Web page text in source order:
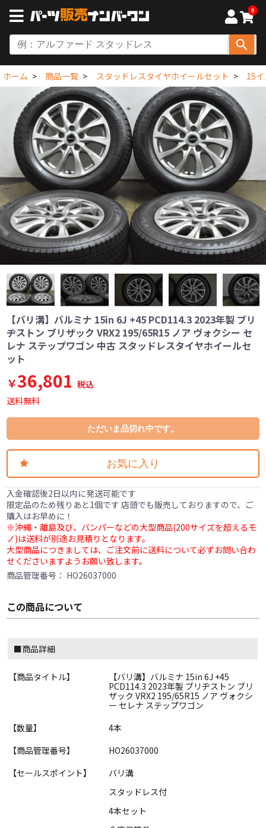
0
ホーム 商品一覧 スタッドレスタイヤホイールセット 15
【バリ溝】バルミナ 15in 6J +45 PCD114.3 2023年製 ブリ
ヂストン ブリザック VRX2 195/65R15 ノア ヴォクシー セ
レナ ステップワゴン 中古 スタッドレスタイヤホイールセ
ット
￥36,801 税込
送料無料
ただいま品切れ中です。
お気に入り
入金確認後2日以内に発送可能です
限定品のため残りあと1個です 店頭でも販売しておりますので、ご
購入はお早めに！
※沖縄・離島及び、バンパーなどの大型商品(200サイズを超えるモ
ノ)は送料が別途お見積りとなります。
大型商品につきましては、ご注文前に送料について必ずお問い合わ
せくださいますようお願い致します。
商品管理番号： HO26037000
この商品について
■商品詳細
【商品タイトル】
【バリ溝】バルミナ 15in 6J +45
PCD114.3 2023年製 ブリヂストン ブリ
ザック VRX2 195/65R15 ノア ヴォクシ
ー セレナ ステップワゴン
【数量】
4本
【商品管理番号】
HO26037000
【セールスポイント】
バリ溝
スタッドレス付
4本セット